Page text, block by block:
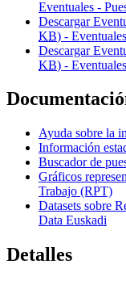
Eventuales -
Descargar
KB) -
Descargar
KB) -
Ayuda sobre la
Información
Buscador de
Gráficos
Trabajo (RPT)
Datasets sobre
Data Euskadi
Detalles